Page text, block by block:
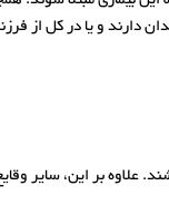
دارند و یا در کل از
بر این، سایر